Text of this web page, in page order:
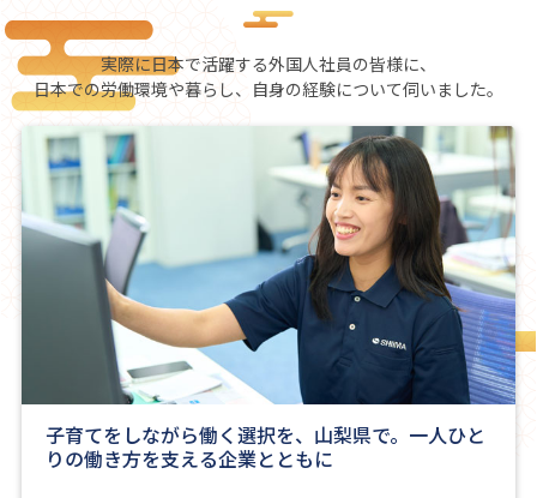
実際に日本で活躍する外国人社員の皆様に、
日本での労働環境や暮らし、自身の経験について伺いました。
子育てをしながら働く選択を、山梨県で。一人ひと
りの働き方を支える企業とともに